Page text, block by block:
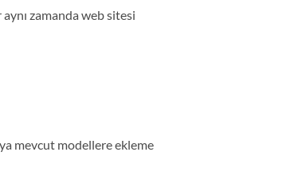
zamanda web sitesi
mevcut modellere ekleme